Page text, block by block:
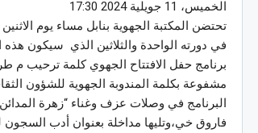
الخميس، 11 جويلية 2024 17:30
في دورته الواحدة والثلاثين الذي سيكون
برنامج حفل الافتتاح الجهوي كلمة ترحيب م
مشفوعة بكلمة المندوبة الجهوية للشؤون
البرنامج في وصلات عزف وغناء “زهرة المدائن
فاروق خي،وتليها مداخلة بعنوان أدب
والغراسة
قفصة.. البئر العميقة “القصر” تدخل حيز
الاستغلال الفعلي
رياضة
تادوس
أغسطس 4, 2026